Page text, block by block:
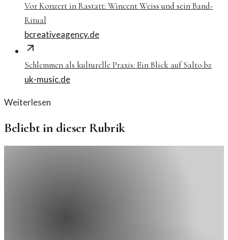
Vor Konzert in Rastatt: Wincent Weiss und sein Band-
Ritual
bcreativeagency.de
Schlemmen als kulturelle Praxis: Ein Blick auf Salto.bz
uk-music.de
Weiterlesen
Beliebt in dieser Rubrik